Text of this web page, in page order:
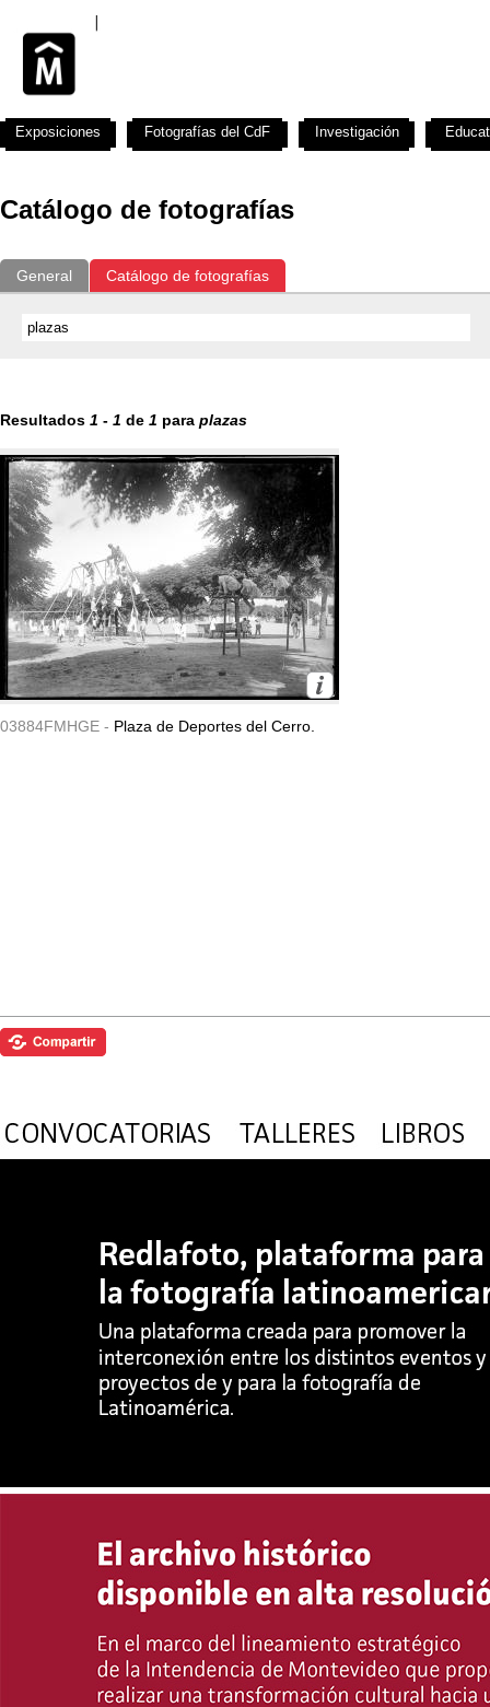
Catálogo de fotografías
General Catálogo de fotografías
Resultados 1 - 1 de 1 para plazas
03884FMHGE - Plaza de Deportes del Cerro.
Exposiciones Fotografías del CdF Investigación